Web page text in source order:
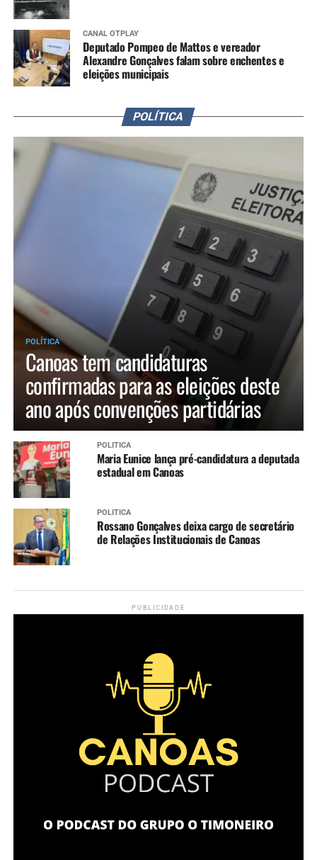
CANAL OTPLAY
Deputado Pompeo de Mattos e vereador
Alexandre Gonçalves falam sobre enchentes e
eleições municipais
POLÍTICA
POLÍTICA
Canoas tem candidaturas
confirmadas para as eleições deste
ano após convenções partidárias
POLÍTICA
Maria Eunice lança pré-candidatura a deputada
estadual em Canoas
POLÍTICA
Rossano Gonçalves deixa cargo de secretário
de Relações Institucionais de Canoas
PUBLICIDADE